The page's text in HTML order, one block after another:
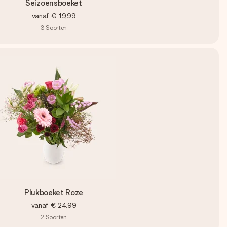
Seizoensboeket
vanaf € 19,99
3 Soorten
Plukboeket Roze
vanaf € 24,99
2 Soorten